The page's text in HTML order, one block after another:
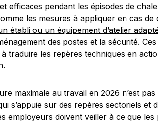
efficaces pendant les épisodes de
les mesures à appliquer en cas de
établi ou un équipement d’atelier
des postes et la sécurité.
traduire les repères techniques en
maximale au travail en 2026 n’est
s’appuie sur des repères sectoriels et
employeurs doivent veiller à ce que les